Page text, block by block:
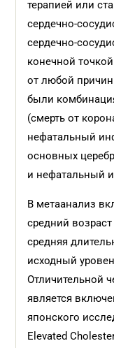
терапией или
сердечно-
сердечно-
конечной
от любой
были
(смерть от
нефатальный
основных
и нефатальный
В метаанализ
средний
средняя
исходный
Отличительной
является
японского
Elevated